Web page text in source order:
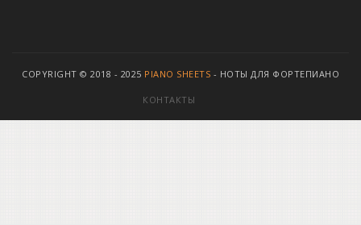
COPYRIGHT © 2018 - 2025 PIANO SHEETS - НОТЫ ДЛЯ ФОРТЕПИАНО
КОНТАКТЫ